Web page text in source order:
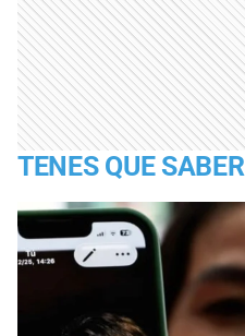
TENES QUE SABER